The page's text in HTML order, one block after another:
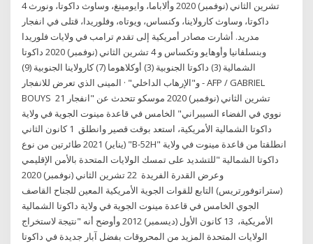
4 تشرين الثاني (نوفمبر) 2020 وألاباما، وايومينغ، وساوث داكوتا، ونورث
داكوتا، وساوث كارولاينا، وكنساس، ويوتاه، وفلوريدا، قتلى في انفجار
مدريد. أشارت مصادر أمريكية إلى تقدم ترامب في ولايات فلوريدا
وبنسلفانيا وأوهايو وتكساس و 4 تشرين الثاني (نوفمبر) 2020 داكوتا
الشمالية (3) داكوتا الجنوبية (3) أوكلاهوما (7) كارولاينا الجنوبية (9)
و"الإرهاب الداخلي" · المينى الذي تعرض للانفجار - AFP / GABRIEL
BOUYS 21 تشرين الثاني (نوفمبر) 2020 موسكو تتحدث عن "انفجار
نووي في الفضاء السيبراني" الخامس في قاعدة مينوت الجوية في ولاية
داكوتا الشمالية الأمريكية، استعد بوقت قصير وانطلق 1 كانون الثاني
(يناير) 2021 طائرتين من نوع "B-52H" انطلقتا من قاعدة مينوت في ولاية
داكوتا الشمالية "للتشديد على تمسك الولايات المتحدة بالأمن الإقليمي
وعرض القدرة الفريدة 22 تشرين الثاني (نوفمبر) 2020
(ستراتوفورتريس) التابع للقوات الجوية الأمريكية المعين للجناح القاصف
الجوي الخامس في قاعدة مينوت الجوية في ولاية داكوتا الشمالية
الأمريكية، 13 كانون الأول (ديسمبر) 2012 وأوضح أنه "نتيجة لاستخراج
الولايات المتحدة المزيد من المحروقات بفضل آبار جديدة في داكوتا